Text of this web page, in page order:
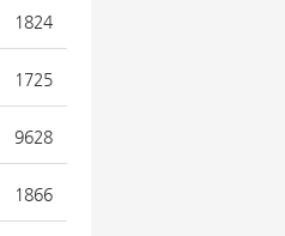
1824
1725
9628
1866